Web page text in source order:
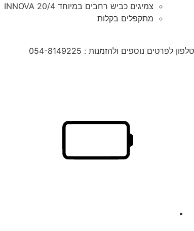
צמיגים כביש רחבים במיוחד INNOVA 20/4
מתקפלים בקלות
טלפון לפרטים נוספים ולהזמנות : 054-8149225